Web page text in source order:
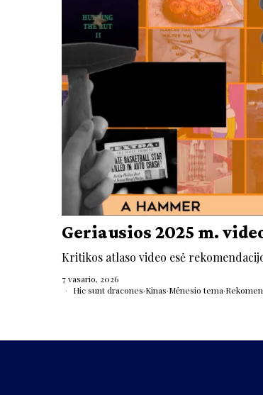
Geriausios 2025 m.
Kritikos atlaso video esė
7 vasario, 2026
Hic sunt dracones·Kinas·Mėnesio tema·